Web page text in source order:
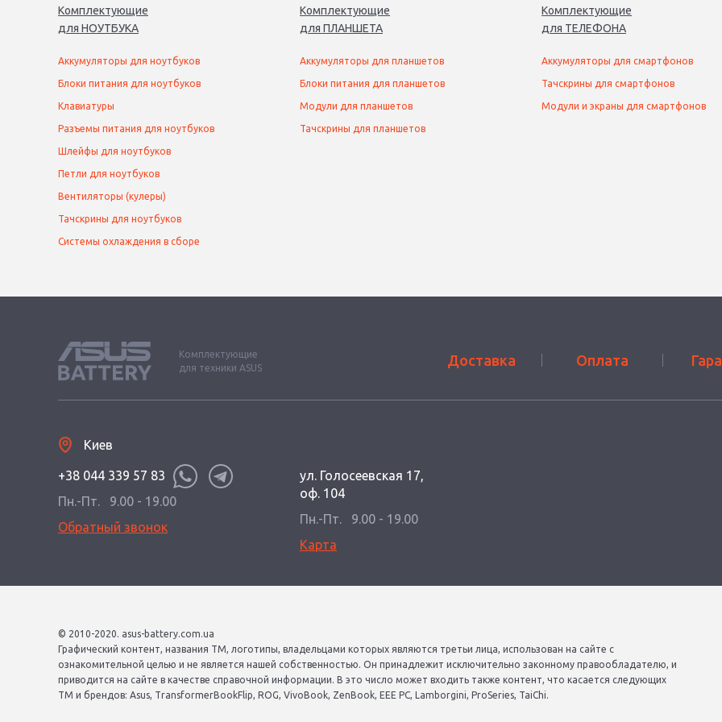
Комплектующие
для НОУТБУКА
Аккумуляторы для ноутбуков
Блоки питания для ноутбуков
Клавиатуры
Разъемы питания для ноутбуков
Шлейфы для ноутбуков
Петли для ноутбуков
Вентиляторы (кулеры)
Тачскрины для ноутбуков
Системы охлаждения в сборе
Комплектующие
для ПЛАНШЕТА
Аккумуляторы для планшетов
Блоки питания для планшетов
Модули для планшетов
Тачскрины для планшетов
Комплектующие
для ТЕЛЕФОНА
Аккумуляторы для смартфонов
Тачскрины для смартфонов
Модули и экраны для смартфонов
Комплектующие
для техники ASUS
Доставка Оплата
Киев
+38 044 339 57 83
Пн.-Пт.
9.00 - 19.00
Обратный звонок
ул. Голосеевская 17,
оф. 104
Пн.-Пт.
9.00 - 19.00
Карта
© 2010-2020. asus-battery.com.ua
Графический контент, названия ТМ, логотипы, владельцами которых являются третьи лица, использован на сайте с
ознакомительной целью и не является нашей собственностью. Он принадлежит исключительно законному правообладателю, и
приводится на сайте в качестве справочной информации. В это число может входить также контент, что касается следующих
ТМ и брендов: Asus, TransformerBookFlip, ROG, VivoBook, ZenBook, EEE PC, Lamborgini, ProSeries, TaiChi.